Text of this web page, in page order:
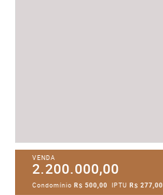
VENDA
2.200.000,00
CondomínioR$ 500,00 IPTUR$ 277,00